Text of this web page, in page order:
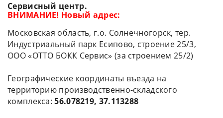
Сервисный центр.
ВНИМАНИЕ! Новый адрес:
Московская область, г.о. Солнечногорск, тер.
Индустриальный парк Есипово, строение 25/3,
ООО «ОТТО БОКК Сервис» (за строением 25/2)
Географические координаты въезда на
территорию производственно-складского
комплекса:56.078219, 37.113288